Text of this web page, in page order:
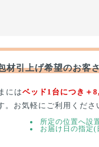
材引上げ希望のお客
にはベッド1台につき＋
。お気軽にご利用くださ
所定の位置へ設
お届け日の指定(